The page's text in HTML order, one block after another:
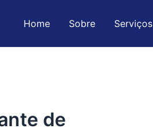
Home Sobre Serviços
de